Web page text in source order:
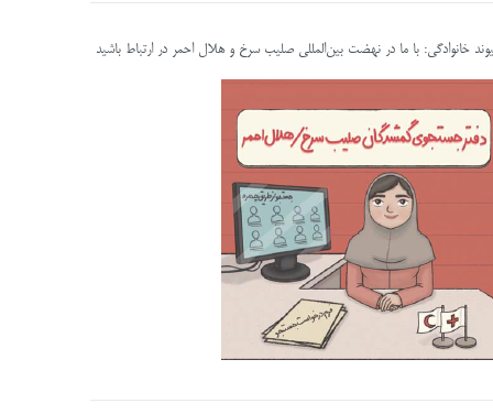
خانوادگی: با ما در نهضت بین‌المللی صلیب سرخ و هلال احمر در ارتباط باشید